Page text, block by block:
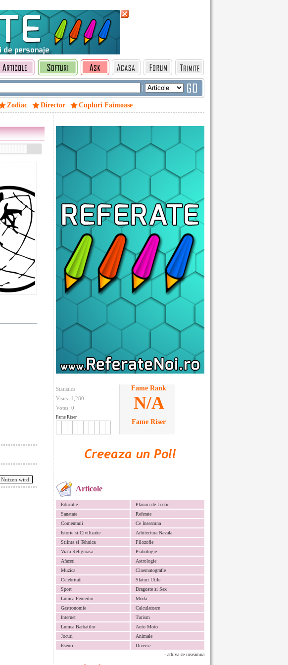
|
Zodiac Director Cupluri Faimoase
Statistics:
Visits: 1,280
Votes: 0
Fame Riser
Fame Rank
N/A
Fame Riser
Articole
Educatie
Planuri de Lectie
Sanatate
Referate
Comentarii
Ce Inseamna
Istorie si Civilizatie
Arhitectura Navala
Stiinta si Tehnica
Filozofie
Viata Religioasa
Psihologie
Afaceri
Astrologie
Muzica
Cinematografie
Celebritati
Sfaturi Utile
Sport
Dragoste si Sex
Lumea Femeilor
Moda
Gastronomie
Calculatoare
Internet
Turism
Lumea Barbatilor
Auto Moto
Jocuri
Animale
Eseuri
Diverse
- arhiva ce inseamna